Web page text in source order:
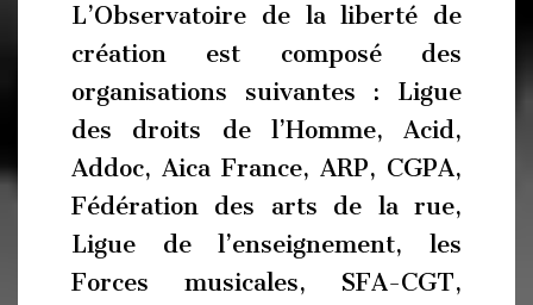
L’Observatoire de la liberté de
création est composé des
organisations suivantes : Ligue
des droits de l’Homme, Acid,
Addoc, Aica France, ARP, CGPA,
Fédération des arts de la rue,
Ligue de l’enseignement, les
Forces musicales, SFA-CGT,